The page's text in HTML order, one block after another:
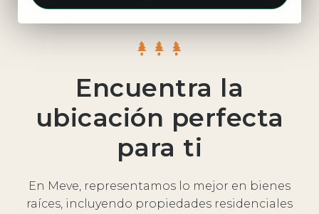
Encuentra la
ubicación perfecta
para ti
En Meve, representamos lo mejor en bienes
raíces, incluyendo propiedades residenciales